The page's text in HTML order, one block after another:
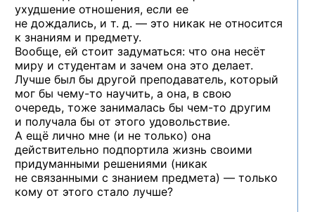
ухудшение отношения, если ее
не дождались, и т. д. — это никак не относится
к знаниям и предмету.
Вообще, ей стоит задуматься: что она несёт
миру и студентам и зачем она это делает.
Лучше был бы другой преподаватель, который
мог бы чему-то научить, а она, в свою
очередь, тоже занималась бы чем-то другим
и получала бы от этого удовольствие.
А ещё лично мне (и не только) она
действительно подпортила жизнь своими
придуманными решениями (никак
не связанными с знанием предмета) — только
кому от этого стало лучше?